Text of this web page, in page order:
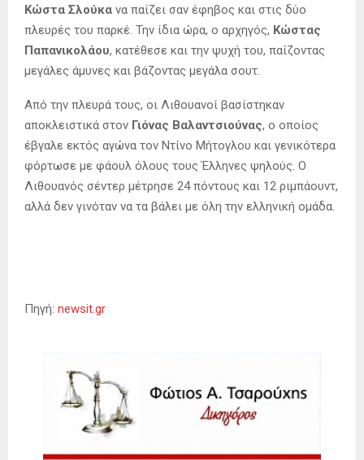
Κώστα Σλούκα να παίζει σαν έφηβος και στις δύο
πλευρές του παρκέ. Την ίδια ώρα, ο αρχηγός, Κώστας
Παπανικολάου, κατέθεσε και την ψυχή του, παίζοντας
μεγάλες άμυνες και βάζοντας μεγάλα σουτ.
Από την πλευρά τους, οι Λιθουανοί βασίστηκαν
αποκλειστικά στον Γιόνας Βαλαντσιούνας, ο οποίος
έβγαλε εκτός αγώνα τον Ντίνο Μήτογλου και γενικότερα
φόρτωσε με φάουλ όλους τους Έλληνες ψηλούς. Ο
Λιθουανός σέντερ μέτρησε 24 πόντους και 12 ριμπάουντ,
αλλά δεν γινόταν να τα βάλει με όλη την ελληνική ομάδα.
Πηγή: newsit.gr